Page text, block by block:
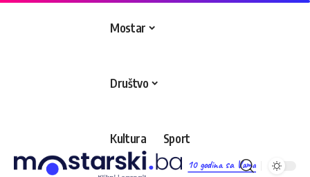
10 godina sa Vama
Mostar
Društvo
Kultura Sport